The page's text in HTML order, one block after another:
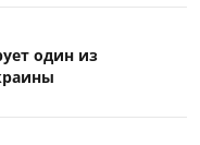
один из